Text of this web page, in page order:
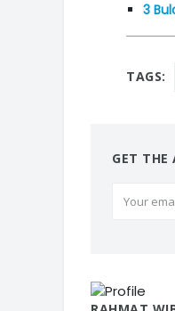
3
TAGS:
GET THE